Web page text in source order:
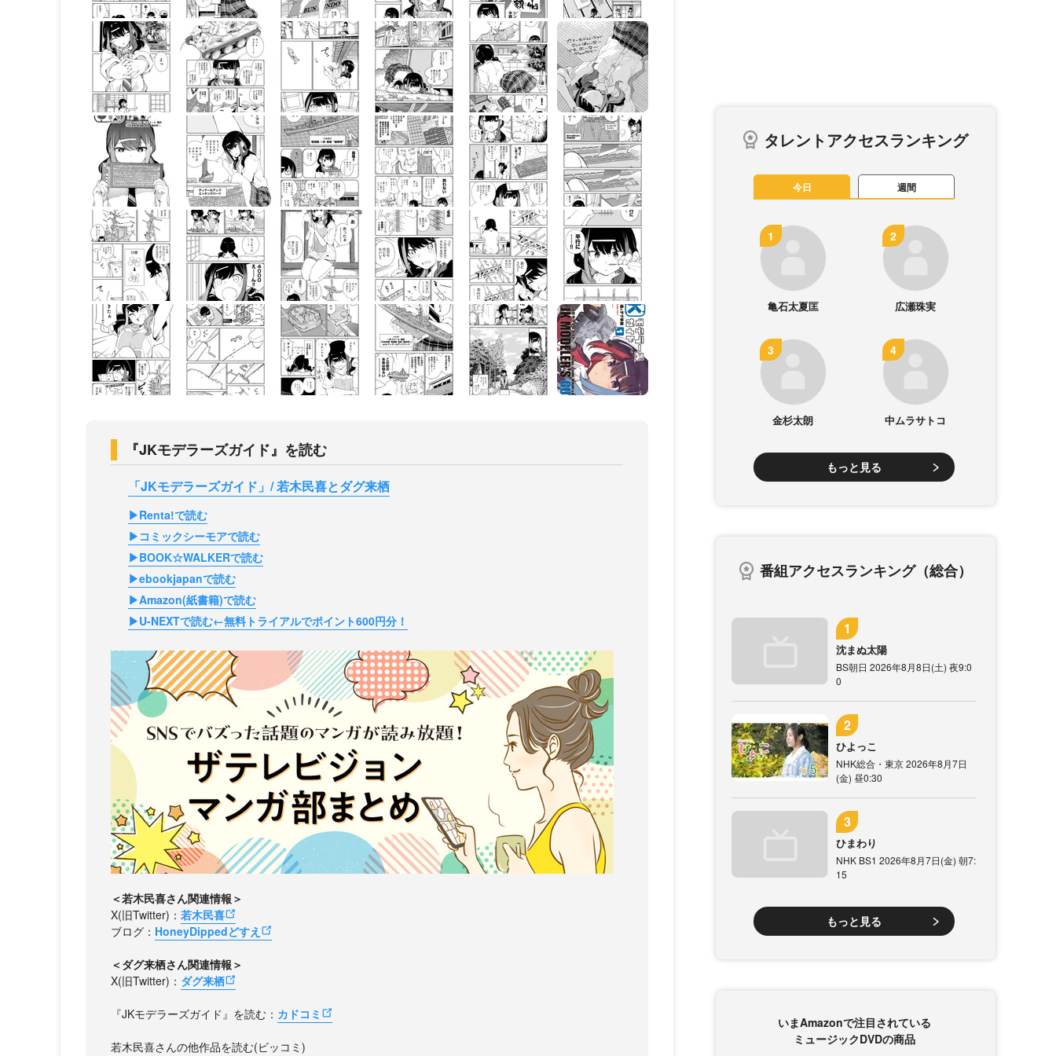
『JKモデラーズガイド』を読む
「JKモデラーズガイド」/ 若木民喜とダグ来栖
▶Renta!で読む
▶コミックシーモアで読む
▶BOOK☆WALKERで読む
▶ebookjapanで読む
▶Amazon(紙書籍)で読む
▶U-NEXTで読む←無料トライアルでポイント600円分！
＜若木民喜さん関連情報＞
X(旧Twitter)： 若木民喜
ブログ： HoneyDippedどすえ
＜ダグ来栖さん関連情報＞
X(旧Twitter)： ダグ来栖
『JKモデラーズガイド』を読む： カドコミ
若木民喜さんの他作品を読む(ビッコミ)
タレントアクセスランキング
今日 週間
亀石太夏匡 広瀬珠実
金杉太朗 中ムラサトコ
もっと見る
番組アクセスランキング（総合）
沈まぬ太陽
BS朝日 2026年8月8日(土) 夜9:0
0
ひよっこ
NHK総合・東京 2026年8月7日
(金) 昼0:30
ひまわり
NHK BS1 2026年8月7日(金) 朝7:
15
もっと見る
いまAmazonで注目されている
ミュージックDVDの商品